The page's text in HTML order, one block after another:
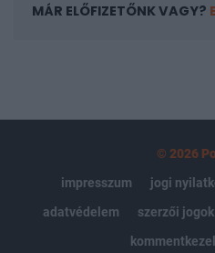
MÁR ELŐFIZETŐNK VAGY?
© 2026
impresszum
jogi
adatvédelem
szerzői jogok